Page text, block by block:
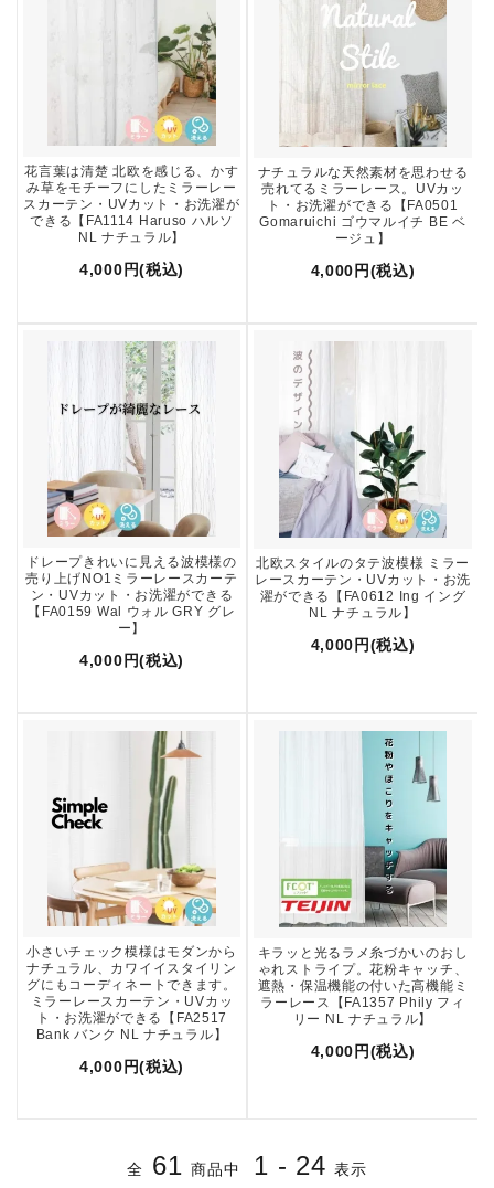
花言葉は清楚 北欧を感じる、かす
み草をモチーフにしたミラーレー
スカーテン・UVカット・お洗濯が
できる【FA1114 Haruso ハルソ
NL ナチュラル】
4,000円(税込)
ナチュラルな天然素材を思わせる
売れてるミラーレース。UVカッ
ト・お洗濯ができる【FA0501
Gomaruichi ゴウマルイチ BE ベ
ージュ】
4,000円(税込)
ドレープきれいに見える波模様の
売り上げNO1ミラーレースカーテ
ン・UVカット・お洗濯ができる
【FA0159 Wal ウォル GRY グレ
ー】
4,000円(税込)
北欧スタイルのタテ波模様 ミラー
レースカーテン・UVカット・お洗
濯ができる【FA0612 Ing イング
NL ナチュラル】
4,000円(税込)
小さいチェック模様はモダンから
ナチュラル、カワイイスタイリン
グにもコーディネートできます。
ミラーレースカーテン・UVカッ
ト・お洗濯ができる【FA2517
Bank バンク NL ナチュラル】
4,000円(税込)
キラッと光るラメ糸づかいのおし
ゃれストライプ。花粉キャッチ、
遮熱・保温機能の付いた高機能ミ
ラーレース【FA1357 Phily フィ
リー NL ナチュラル】
4,000円(税込)
全 61 商品中 1 - 24 表示